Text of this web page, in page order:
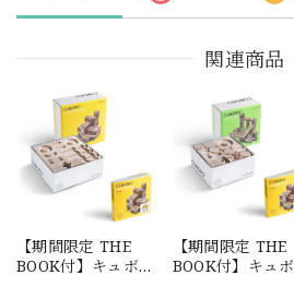
関連商品
【期間限定 THE
BOOK付】キュボ
【期間限定 THE
BOOK付】キュボ